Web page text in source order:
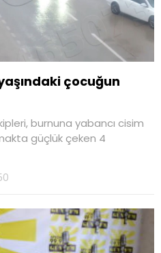
çocuğun
burnuna yabancı cisim
güçlük çeken 4